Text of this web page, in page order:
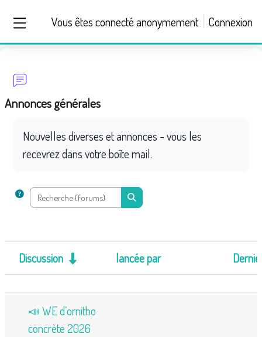
Panneau latéral
Vous êtes connecté anonymement Connexion
Annonces générales
Nouvelles diverses et annonces - vous les
recevrez dans votre boîte mail.
Recherche (forums)
Recherche (forums)
Statut
Discussion lancée par
📣 WE d’ornitho
concrète 2026